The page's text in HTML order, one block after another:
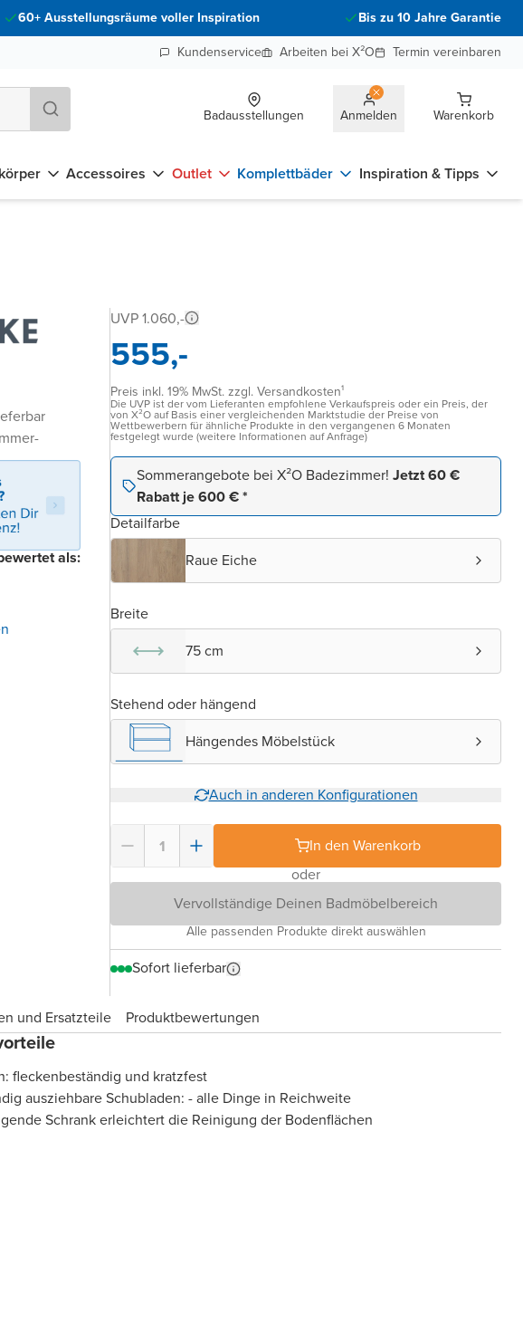
60+ Ausstellungsräume voller Inspiration
Bis zu 10 Jahre Garantie
Kundenservice
Arbeiten bei X²O Termin vereinbaren
Badausstellungen Anmelden Warenkorb
Accessoires Outlet Komplettbäder Inspiration & Tipps
als:
UVP 1.060,-
555,-
Preis inkl. 19% MwSt. zzgl. Versandkosten¹
Die UVP ist der vom Lieferanten empfohlene Verkaufspreis oder ein Preis, der
von X²O auf Basis einer vergleichenden Marktstudie der Preise von
Wettbewerbern für ähnliche Produkte in den vergangenen 6 Monaten
festgelegt wurde (weitere Informationen auf Anfrage)
Sommerangebote bei X²O Badezimmer! Jetzt 60 €
Rabatt je 600 € *
Detailfarbe
Raue Eiche
Breite
75 cm
Stehend oder hängend
Hängendes Möbelstück
Auch in anderen Konfigurationen
In den Warenkorb
oder
Vervollständige Deinen Badmöbelbereich
Alle passenden Produkte direkt auswählen
Sofort lieferbar
und Ersatzteile
Produktbewertungen
fleckenbeständig und kratzfest
ausziehbare Schubladen: - alle Dinge in Reichweite
Schrank erleichtert die Reinigung der Bodenflächen